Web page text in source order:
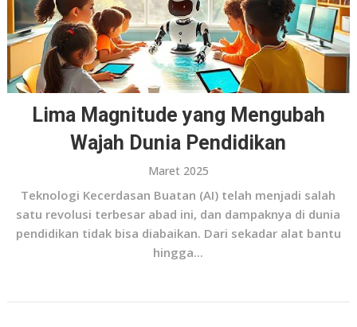
Lima Magnitude yang Mengubah
Wajah Dunia Pendidikan
Maret 2025
Teknologi Kecerdasan Buatan (AI) telah menjadi salah
satu revolusi terbesar abad ini, dan dampaknya di dunia
pendidikan tidak bisa diabaikan. Dari sekadar alat bantu
hingga...